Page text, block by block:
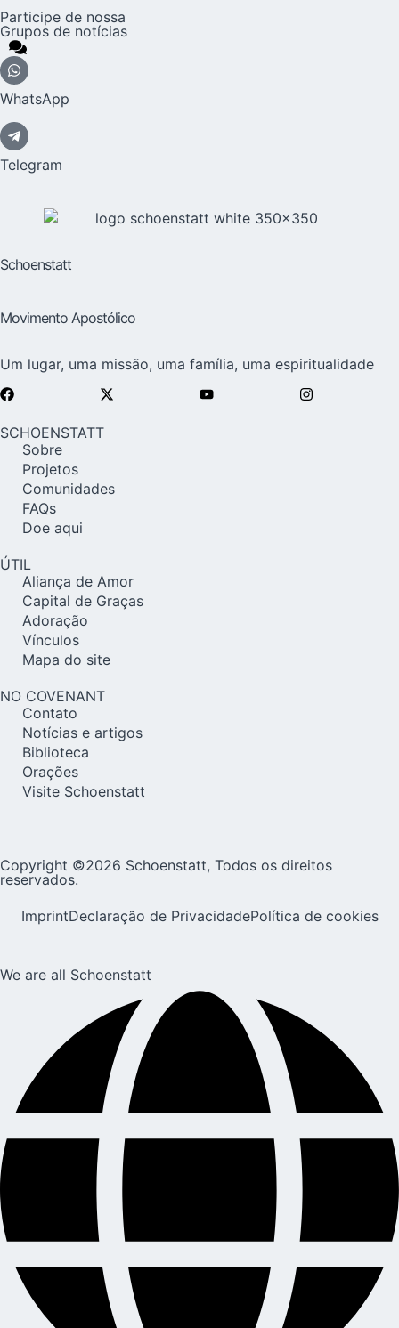
Participe de nossa
Grupos de notícias
WhatsApp
Telegram
Schoenstatt
Movimento Apostólico
Um lugar, uma missão, uma família, uma espiritualidade
SCHOENSTATT
Sobre
Projetos
Comunidades
FAQs
Doe aqui
ÚTIL
Aliança de Amor
Capital de Graças
Adoração
Vínculos
Mapa do site
NO COVENANT
Contato
Notícias e artigos
Biblioteca
Orações
Visite Schoenstatt
Copyright ©2026 Schoenstatt, Todos os direitos
reservados.
ImprintDeclaração de PrivacidadePolítica de cookies
We are all Schoenstatt